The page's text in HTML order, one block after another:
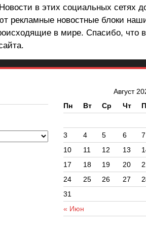
в этих социальных сетях
рекламные новостные блоки
в мире. Спасибо, что
Август
Пн
Вт Ср Чт
« Июн
3
4 5 6 7
10
11 12 13
17
18 19 20
24
25 26 27
31